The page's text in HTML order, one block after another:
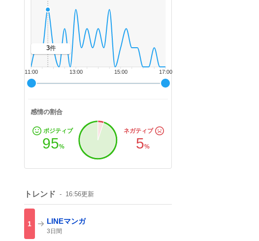
17:00
15:00
13:00
11:00
3件
感情の割合
ポジティブ
95%
ネガティブ
5%
トレンド 16:56更新
1 LINEマンガ
3日間